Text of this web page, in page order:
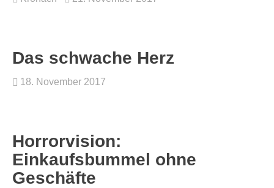
Das schwache Herz
18. November 2017
Horrorvision:
Einkaufsbummel ohne
Geschäfte